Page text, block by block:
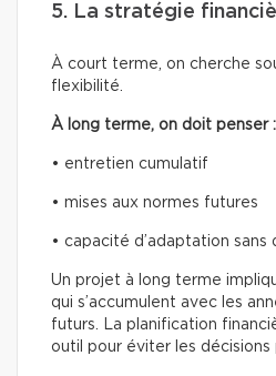
5. La stratégie
À court terme, on cherche
flexibilité.
À long terme, on doit penser :
• entretien cumulatif
• mises aux normes futures
• capacité d’adaptation sans
Un projet à long terme
qui s’accumulent avec les
futurs. La planification
outil pour éviter les décisions